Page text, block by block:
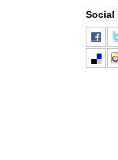
Social